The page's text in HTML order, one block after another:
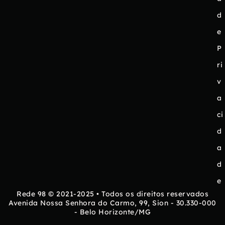
d
e
P
ri
v
a
ci
d
a
d
e
Rede 98 © 2021-2025 • Todos os direitos reservados
Avenida Nossa Senhora do Carmo, 99, Sion - 30.330-000
- Belo Horizonte/MG